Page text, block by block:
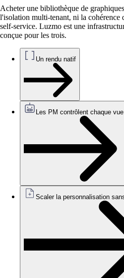
Acheter une bibliothèque de
l'isolation multi-tenant, ni la cohérence
self-service. Luzmo est une
conçue pour les trois.
Un rendu natif
Les PM contrôlent chaque vue
Scaler la personnalisation